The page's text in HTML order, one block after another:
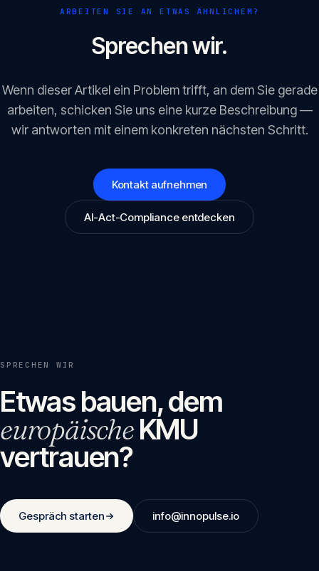
ARBEITEN SIE AN ETWAS ÄHNLICHEM?
Sprechen wir.
Wenn dieser Artikel ein Problem trifft, an dem Sie gerade
arbeiten, schicken Sie uns eine kurze Beschreibung —
wir antworten mit einem konkreten nächsten Schritt.
Kontakt aufnehmen
AI-Act-Compliance entdecken
SPRECHEN WIR
Etwas bauen, dem
europäischeKMU
vertrauen?
Gespräch starten info@innopulse.io